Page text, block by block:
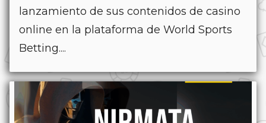
lanzamiento de sus contenidos de casino
online en la plataforma de World Sports
Betting....